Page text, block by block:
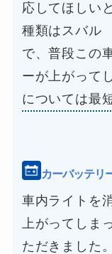
応してほしい
種類はスバル
で、普段この
ーが上がって
については最
カーバッテリ
車内ライトを
上がってしま
ただきました